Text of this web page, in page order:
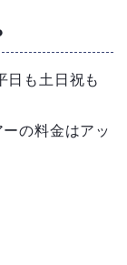
日も土日祝も
の料金はアッ